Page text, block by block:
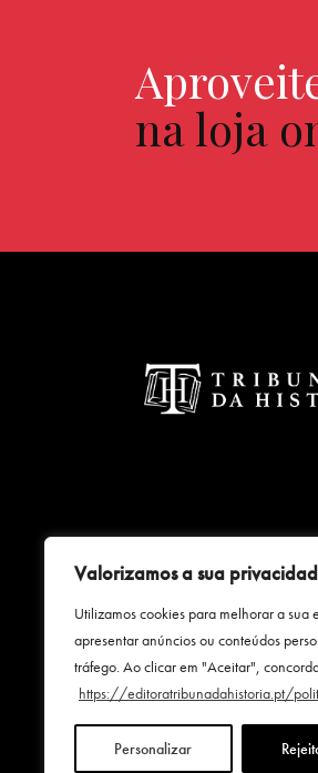
Valorizamos a sua
Utilizamos cookies para melhorar a
apresentar anúncios ou conteúdos
tráfego. Ao clicar em "Aceitar",
https://editoratribunadahistoria.pt/
Personalizar
na loja
Uma empresa